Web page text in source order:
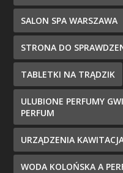
SALON SPA WARSZAWA
STRONA DO
TABLETKI NA TRĄDZIK
ULUBIONE PERFUMY
PERFUM
URZĄDZENIA
WODA KOLOŃSKA A